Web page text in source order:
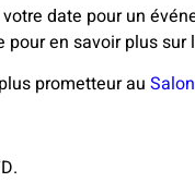
date pour un
en savoir plus sur
prometteur au